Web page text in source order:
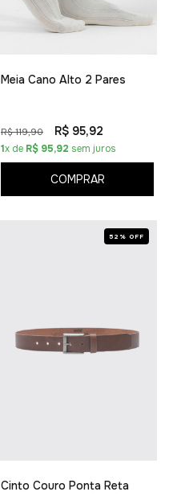
Meia Cano Alto 2 Pares
R$ 119,90 R$ 95,92
1x de R$ 95,92 sem juros
COMPRAR
52% OFF
Cinto Couro Ponta Reta